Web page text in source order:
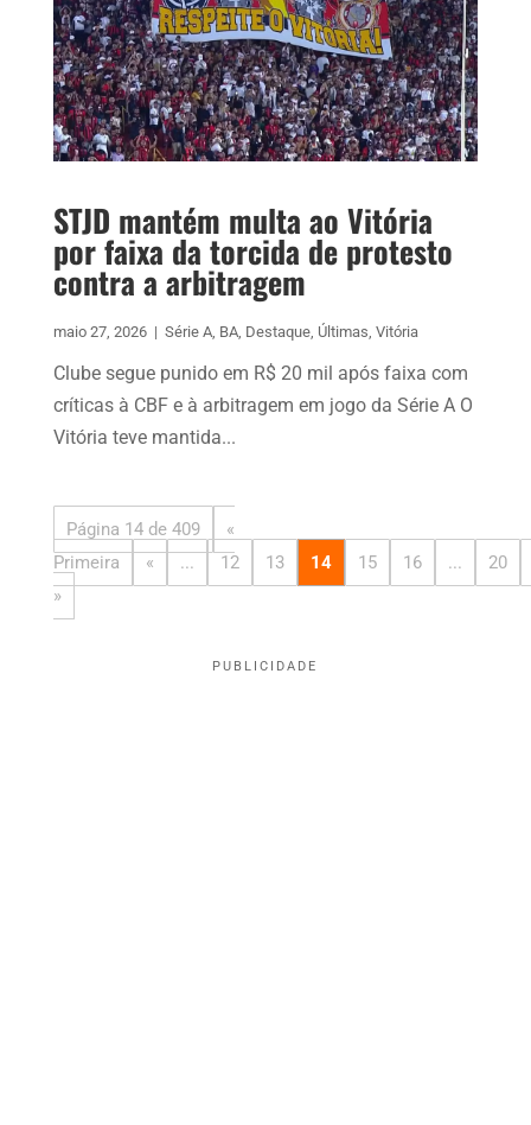
STJD mantém multa ao Vitória
por faixa da torcida de protesto
contra a arbitragem
maio 27, 2026 | Série A, BA, Destaque, Últimas, Vitória
Clube segue punido em R$ 20 mil após faixa com
críticas à CBF e à arbitragem em jogo da Série A O
Vitória teve mantida...
Página 14 de 409
«
Primeira
« ... 12 13 14 15 16 ...
20
»
PUBLICIDADE